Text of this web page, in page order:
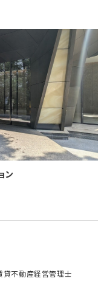
事する個人を意味します。また、
情報について、当社、KWライ
のポータルサイト、ウェブ広
ついて）、並びに人材採用活動
て）
に関する情報に関して、当該
（当社又はKWライセンサーか
含み、当該ウェブサイトが一般
株主、新株予約権者等の個人情
取引の実績について、個人を識
システムの改善及び開発並びに
、当社はただちにその旨を当
ン
貸不動産経営管理士